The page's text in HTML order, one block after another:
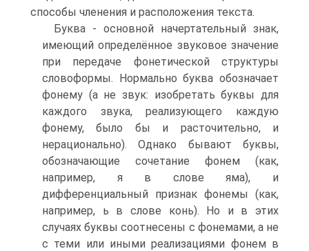
способы членения и расположения текста.
Буква - основной начертательный знак,
имеющий определённое звуковое значение
при передаче фонетической структуры
словоформы. Нормально буква обозначает
фонему (а не звук: изобретать буквы для
каждого звука, реализующего каждую
фонему, было бы и расточительно, и
нерационально). Однако бывают буквы,
обозначающие сочетание фонем (как,
например, я в слове яма), и
дифференциальный признак фонемы (как,
например, ь в слове конь). Но и в этих
случаях буквы соотнесены с фонемами, а не
с теми или иными реализациями фонем в